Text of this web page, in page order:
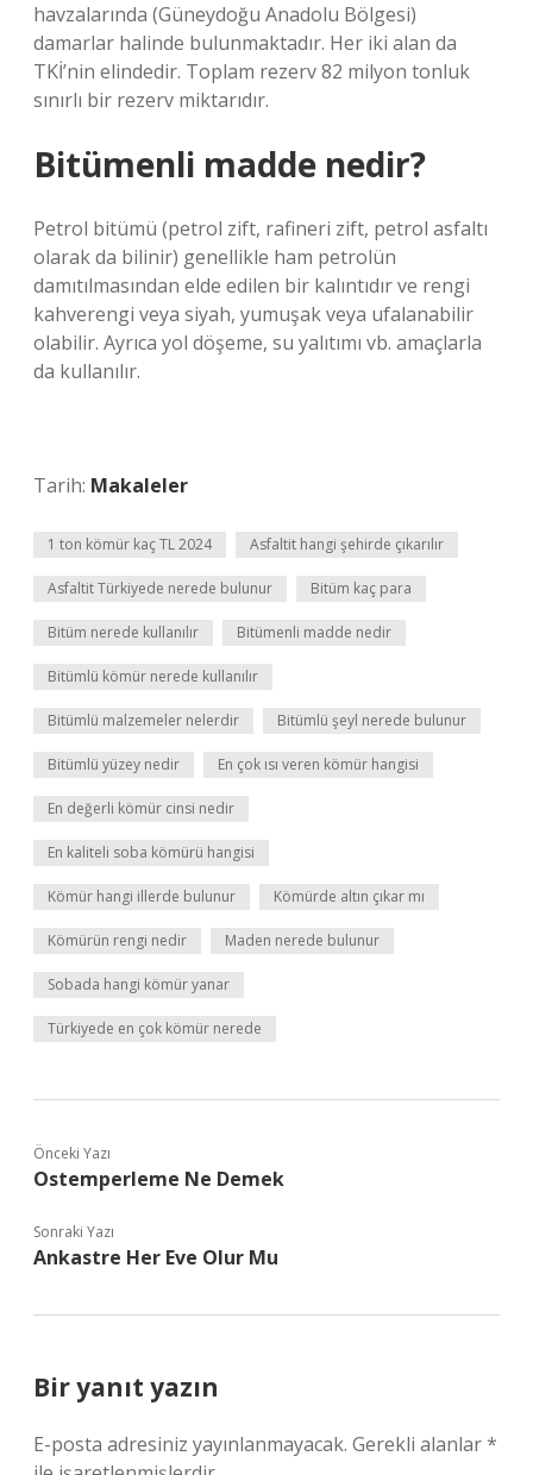
havzalarında (Güneydoğu Anadolu Bölgesi)
damarlar halinde bulunmaktadır. Her iki alan da
TKİ’nin elindedir. Toplam rezerv 82 milyon tonluk
sınırlı bir rezerv miktarıdır.
Bitümenli madde nedir?
Petrol bitümü (petrol zift, rafineri zift, petrol asfaltı
olarak da bilinir) genellikle ham petrolün
damıtılmasından elde edilen bir kalıntıdır ve rengi
kahverengi veya siyah, yumuşak veya ufalanabilir
olabilir. Ayrıca yol döşeme, su yalıtımı vb. amaçlarla
da kullanılır.
Tarih: Makaleler
1 ton kömür kaç TL 2024 Asfaltit hangi şehirde çıkarılır
Asfaltit Türkiyede nerede bulunur Bitüm kaç para
Bitüm nerede kullanılır Bitümenli madde nedir
Bitümlü kömür nerede kullanılır
Bitümlü malzemeler nelerdir Bitümlü şeyl nerede bulunur
Bitümlü yüzey nedir En çok ısı veren kömür hangisi
En değerli kömür cinsi nedir
En kaliteli soba kömürü hangisi
Kömür hangi illerde bulunur Kömürde altın çıkar mı
Kömürün rengi nedir Maden nerede bulunur
Sobada hangi kömür yanar
Türkiyede en çok kömür nerede
Önceki Yazı
Ostemperleme Ne Demek
Sonraki Yazı
Ankastre Her Eve Olur Mu
Bir yanıt yazın
E-posta adresiniz yayınlanmayacak. Gerekli alanlar*